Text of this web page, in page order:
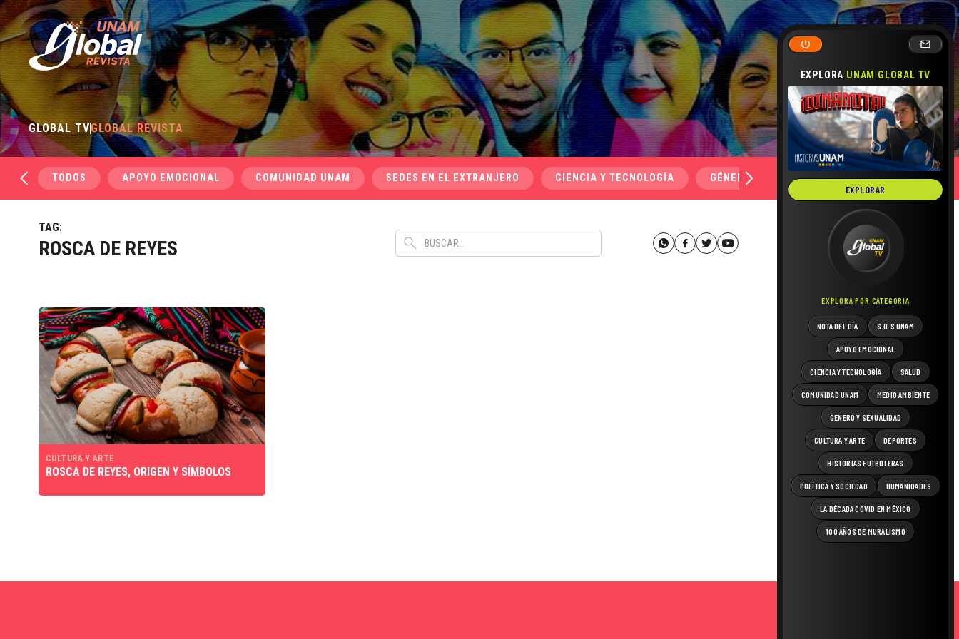
EXPLORA UNAM GLOBAL TV
EXPLORAR
EXPLORA POR CATEGORÍA
NOTA DEL DÍA S.O.S UNAM
APOYO EMOCIONAL
CIENCIA Y TECNOLOGÍA SALUD
COMUNIDAD UNAM MEDIO AMBIENTE
GÉNERO Y SEXUALIDAD
CULTURA Y ARTE DEPORTES
HISTORIAS FUTBOLERAS
POLÍTICA Y SOCIEDAD HUMANIDADES
LA DÉCADA COVID EN MÉXICO
100 AÑOS DE MURALISMO
GLOBAL TVGLOBAL REVISTA
TODOS APOYO EMOCIONAL COMUNIDAD UNAM SEDES EN EL EXTRANJERO CIENCIA Y TECNOLOGÍA GÉNERO Y SEXUALIDAD SALUD
TAG:
ROSCA DE REYES
CULTURA Y ARTE
ROSCA DE REYES, ORIGEN Y SÍMBOLOS